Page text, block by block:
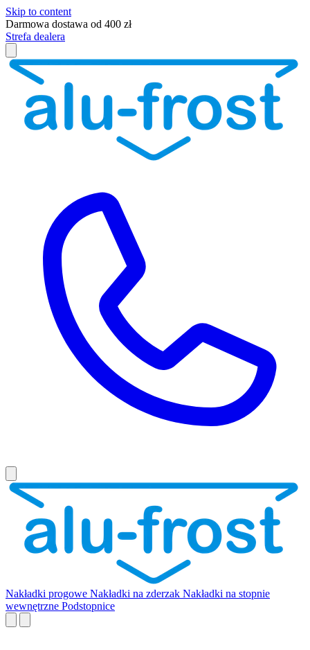
Skip to content
Darmowa dostawa od 400 zł
Strefa dealera
Nakładki progowe Nakładki na zderzak Nakładki na stopnie
wewnętrzne Podstopnice